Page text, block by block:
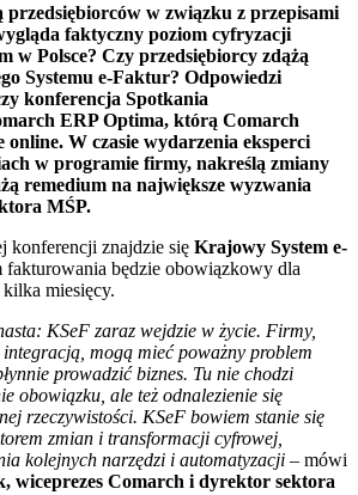
przedsiębiorców w związku z przepisami
faktyczny poziom cyfryzacji
w Polsce? Czy przedsiębiorcy zdążą
Systemu e-Faktur? Odpowiedzi
konferencja Spotkania
ERP Optima, którą Comarch
W czasie wydarzenia eksperci
w programie firmy, nakreślą zmiany
remedium na największe wyzwania
MŚP.
konferencji znajdzie się Krajowy System e-
fakturowania będzie obowiązkowy dla
miesięcy.
KSeF zaraz wejdzie w życie. Firmy,
mogą mieć poważny problem
prowadzić biznes. Tu nie chodzi
obowiązku, ale też odnalezienie się
rzeczywistości. KSeF bowiem stanie się
zmian i transformacji cyfrowej,
kolejnych narzędzi i automatyzacji – mówi
wiceprezes Comarch i dyrektor sektora